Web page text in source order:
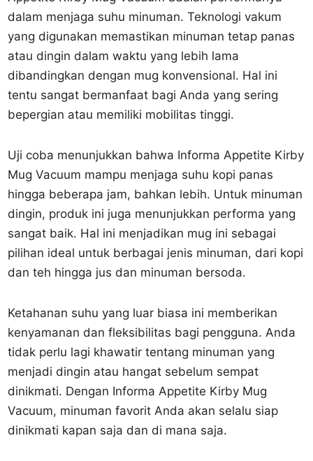
dalam menjaga suhu minuman. Teknologi vakum
yang digunakan memastikan minuman tetap panas
atau dingin dalam waktu yang lebih lama
dibandingkan dengan mug konvensional. Hal ini
tentu sangat bermanfaat bagi Anda yang sering
bepergian atau memiliki mobilitas tinggi.
Uji coba menunjukkan bahwa Informa Appetite Kirby
Mug Vacuum mampu menjaga suhu kopi panas
hingga beberapa jam, bahkan lebih. Untuk minuman
dingin, produk ini juga menunjukkan performa yang
sangat baik. Hal ini menjadikan mug ini sebagai
pilihan ideal untuk berbagai jenis minuman, dari kopi
dan teh hingga jus dan minuman bersoda.
Ketahanan suhu yang luar biasa ini memberikan
kenyamanan dan fleksibilitas bagi pengguna. Anda
tidak perlu lagi khawatir tentang minuman yang
menjadi dingin atau hangat sebelum sempat
dinikmati. Dengan Informa Appetite Kirby Mug
Vacuum, minuman favorit Anda akan selalu siap
dinikmati kapan saja dan di mana saja.